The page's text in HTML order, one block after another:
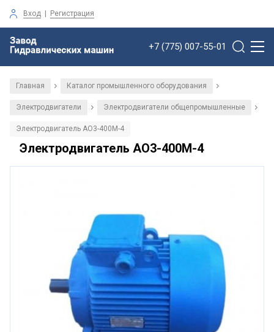
Вход | Регистрация
+7 (775) 007-55-01
Главная / Каталог промышленного оборудования /
Электродвигатели / Электродвигатели общепромышленные /
Электродвигатель АО3-400М-4
Электродвигатель АО3-400М-4